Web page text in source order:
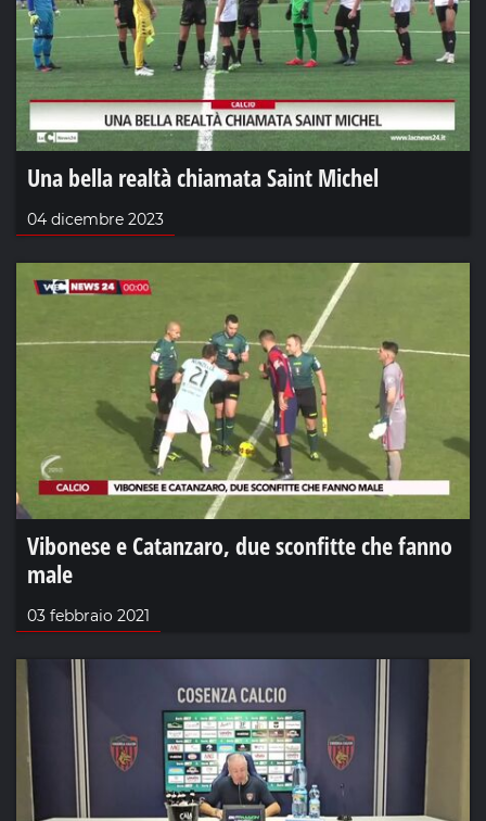
Una bella realtà chiamata Saint Michel
04 dicembre 2023
Vibonese e Catanzaro, due sconfitte che fanno
male
03 febbraio 2021